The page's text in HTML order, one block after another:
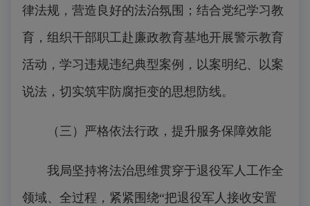
律法规，营造良好的法治氛围；结合党纪学习教
育，组织干部职工赴廉政教育基地开展警示教育
活动，学习违规违纪典型案例，以案明纪、以案
说法，切实筑牢防腐拒变的思想防线。
（三）严格依法行政，提升服务保障效能
我局坚持将法治思维贯穿于退役军人工作全
领域、全过程，紧紧围绕“把退役军人接收安置